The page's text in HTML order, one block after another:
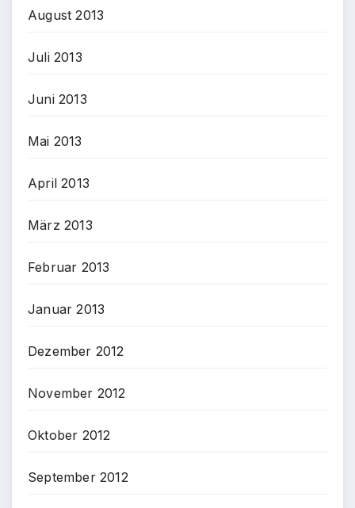
August 2013
Juli 2013
Juni 2013
Mai 2013
April 2013
März 2013
Februar 2013
Januar 2013
Dezember 2012
November 2012
Oktober 2012
September 2012